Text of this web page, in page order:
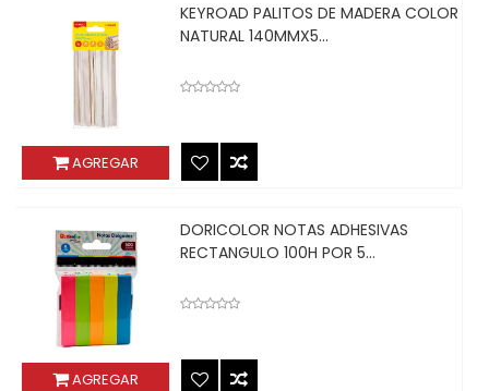
AGREGAR
KEYROAD PALITOS DE MADERA COLOR
NATURAL 140MMX5...
AGREGAR
DORICOLOR NOTAS ADHESIVAS
RECTANGULO 100H POR 5...